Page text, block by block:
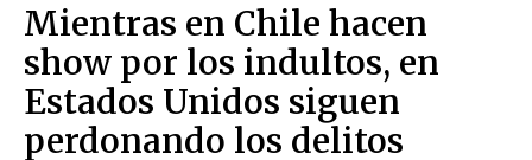
Mientras en Chile hacen
show por los indultos, en
Estados Unidos siguen
perdonando los delitos